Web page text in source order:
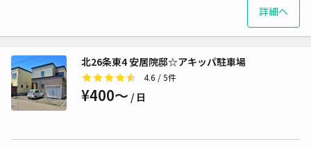
詳細へ
北26条東4 安居院邸☆アキッパ駐車場
4.6 / 5件
¥400〜 / 日